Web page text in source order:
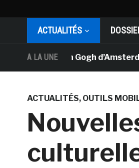
ACTUALITÉS
A LA UNE
Van Gogh d’Amsterdam et
ACTUALITÉS OUTILS